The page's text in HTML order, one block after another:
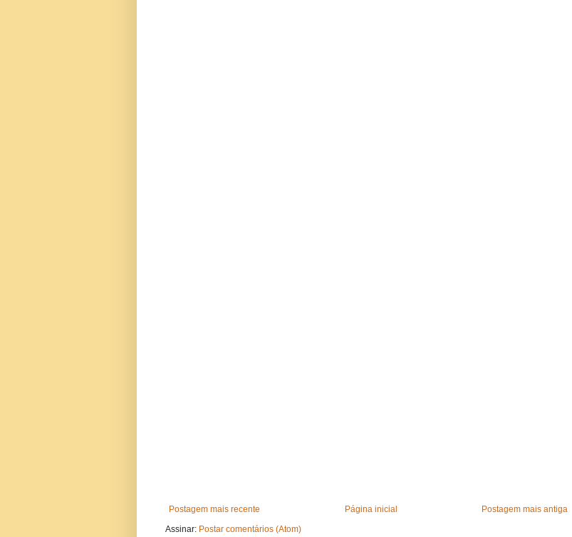
Postagem mais recente Postagem mais antiga
Página inicial
Assinar: Postar comentários (Atom)